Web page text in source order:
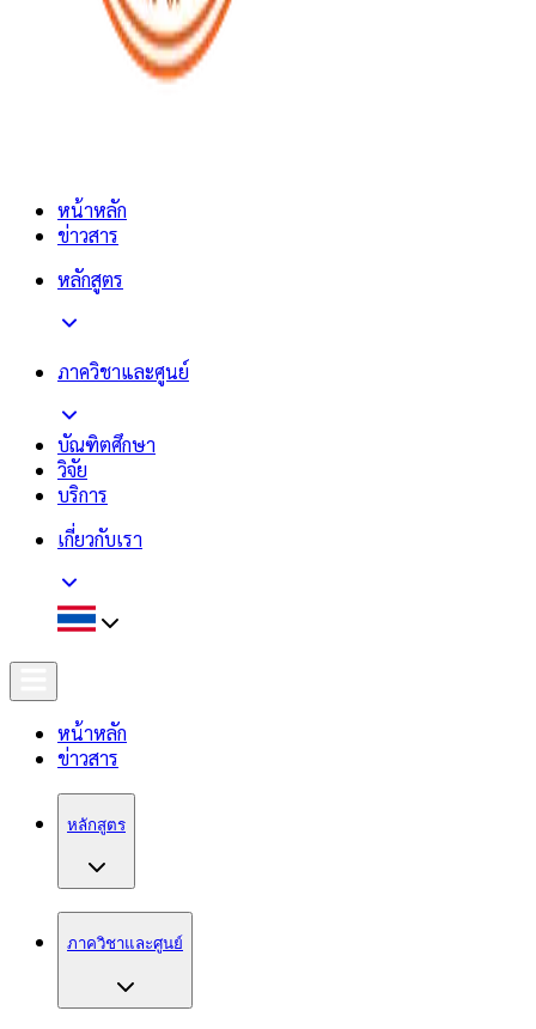
หน้าหลัก
ข่าวสาร
หลักสูตร
ภาควิชาและศูนย์
บัณฑิตศึกษา
วิจัย
บริการ
เกี่ยวกับเรา
หน้าหลัก
ข่าวสาร
หลักสูตร
ภาควิชาและศูนย์